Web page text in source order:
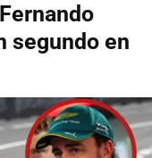
segundo en